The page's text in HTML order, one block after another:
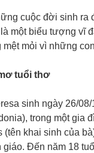
cuộc đời sinh ra
một biểu tượng vĩ
mệt mỏi vì những
tuổi thơ
sinh ngày 26/
trong một gia
(tên khai sinh của
giáo. Đến năm 18